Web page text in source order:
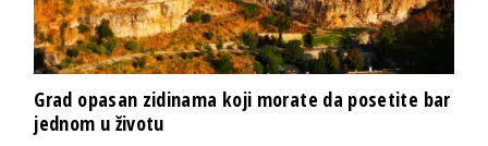
Grad opasan zidinama koji morate da posetite bar
jednom u životu